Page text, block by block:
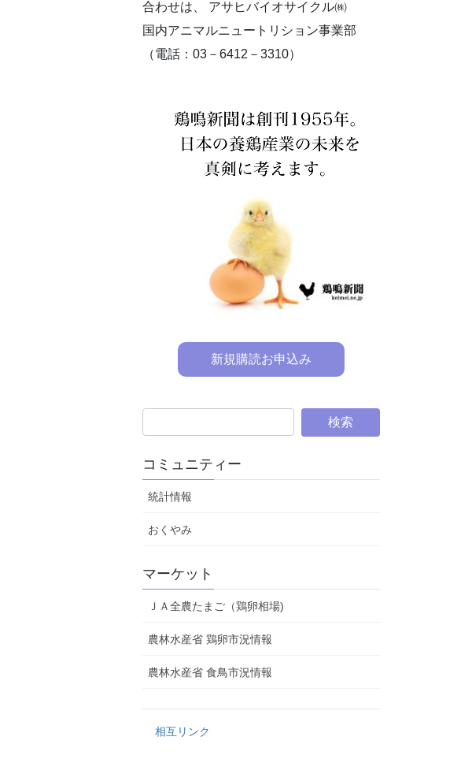
合わせは、 アサヒバイオサイクル㈱
国内アニマルニュートリション事業部
（電話：03－6412－3310）
新規購読お申込み
コミュニティー
統計情報
おくやみ
マーケット
ＪＡ全農たまご（鶏卵相場)
農林水産省 鶏卵市況情報
農林水産省 食鳥市況情報
相互リンク